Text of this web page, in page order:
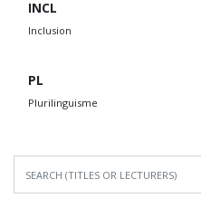
INCL
Inclusion
PL
Plurilinguisme